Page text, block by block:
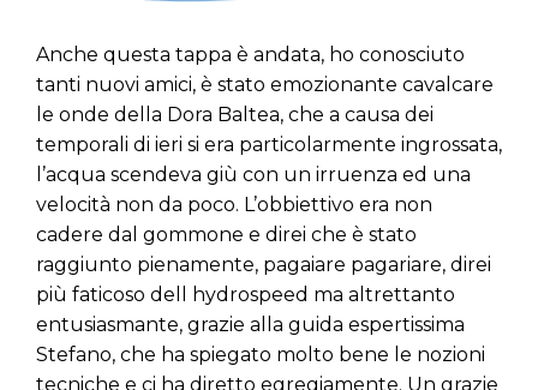
Anche questa tappa è andata, ho conosciuto
tanti nuovi amici, è stato emozionante cavalcare
le onde della Dora Baltea, che a causa dei
temporali di ieri si era particolarmente ingrossata,
l’acqua scendeva giù con un irruenza ed una
velocità non da poco. L’obbiettivo era non
cadere dal gommone e direi che è stato
raggiunto pienamente, pagaiare pagariare, direi
più faticoso dell hydrospeed ma altrettanto
entusiasmante, grazie alla guida espertissima
Stefano, che ha spiegato molto bene le nozioni
tecniche e ci ha diretto egregiamente. Un grazie